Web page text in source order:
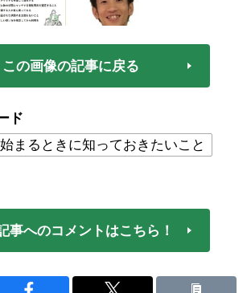
この画像の記事に戻る
ド
まるときに知っておきたいこと
事へのコメントはこちら！